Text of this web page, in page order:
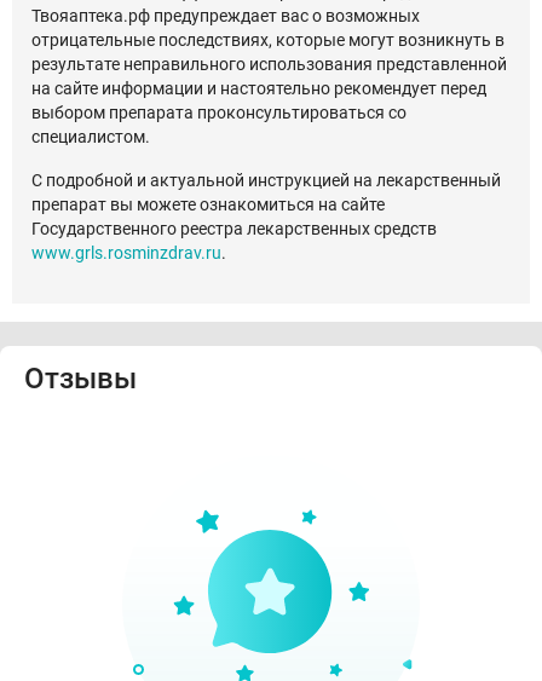
Твояаптека.рф предупреждает вас о возможных
отрицательные последствиях, которые могут возникнуть в
результате неправильного использования представленной
на сайте информации и настоятельно рекомендует перед
выбором препарата проконсультироваться со
специалистом.
С подробной и актуальной инструкцией на лекарственный
препарат вы можете ознакомиться на сайте
Государственного реестра лекарственных средств
www.grls.rosminzdrav.ru.
Отзывы